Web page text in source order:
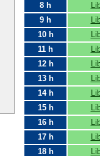
8 h
9 h
10 h
11 h
12 h
13 h
14 h
15 h
16 h
17 h
18 h